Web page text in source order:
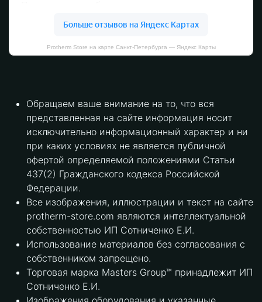
Protherm Store на карте Санкт‑Петербурга — Яндекс Карты
Обращаем ваше внимание на то, что вся
представленная на сайте информация носит
исключительно информационный характер и ни
при каких условиях не является публичной
офертой определяемой положениями Статьи
437(2) Гражданского кодекса Российской
Федерации.
Все изображения, иллюстрации и текст на сайте
protherm-store.com являются интеллектуальной
собственностью ИП Сотниченко Е.И.
Использование материалов без согласования с
собственником запрещено.
Торговая марка Masters Group™ принадлежит ИП
Сотниченко Е.И.